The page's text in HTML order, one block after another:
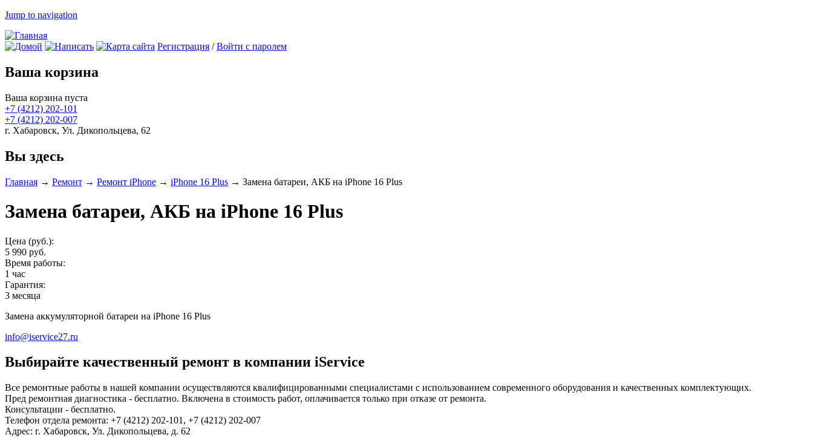
Jump to navigation
Регистрация /Войти с паролем
Ваша корзина
Ваша корзина пуста
+7 (4212) 202-101
+7 (4212) 202-007
г. Хабаровск, Ул. Дикопольцева, 62
Вы здесь
Главная → Ремонт → Ремонт iPhone → iPhone 16 Plus → Замена батареи, АКБ на iPhone 16 Plus
Замена батареи, АКБ на iPhone 16 Plus
Цена (руб.):
5 990 руб.
Время работы:
1 час
Гарантия:
3 месяца
Замена аккумуляторной батареи на iPhone 16 Plus
info@iservice27.ru
Выбирайте качественный ремонт в компании iService
Все ремонтные работы в нашей компании осуществляются квалифицированными специалистами с использованием современного оборудования и качественных комплектующих.
Пред ремонтная диагностика - бесплатно. Включена в стоимость работ, оплачивается только при отказе от ремонта.
Консультации - бесплатно.
Телефон отдела ремонта: +7 (4212) 202-101, +7 (4212) 202-007
Адрес: г. Хабаровск, Ул. Дикопольцева, д. 62